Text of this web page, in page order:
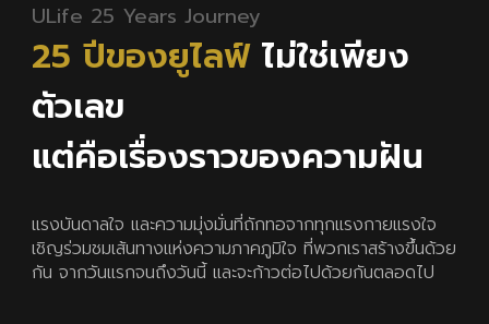
ULife 25 Years Journey
25 ปีของยูไลฟ์ไม่ใช่เพียง
ตัวเลข
แต่คือเรื่องราวของความฝัน
แรงบันดาลใจ และความมุ่งมั่นที่ถักทอจากทุกแรงกายแรงใจ
เชิญร่วมชมเส้นทางแห่งความภาคภูมิใจ ที่พวกเราสร้างขึ้นด้วย
กัน จากวันแรกจนถึงวันนี้ และจะก้าวต่อไปด้วยกันตลอดไป